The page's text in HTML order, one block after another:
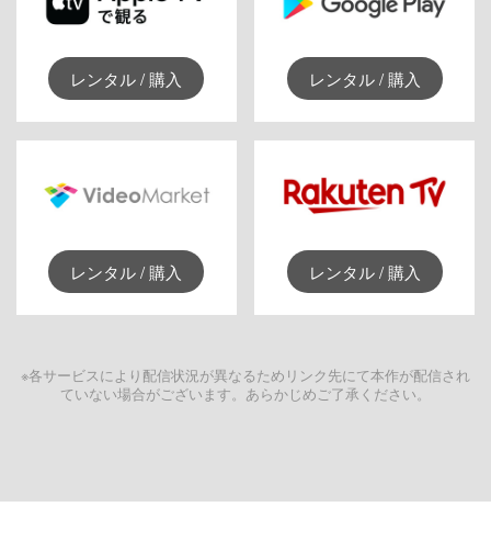
レンタル / 購入 レンタル / 購入
レンタル / 購入 レンタル / 購入
※各サービスにより配信状況が異なるためリンク先にて本作が配信され
ていない場合がございます。あらかじめご了承ください。